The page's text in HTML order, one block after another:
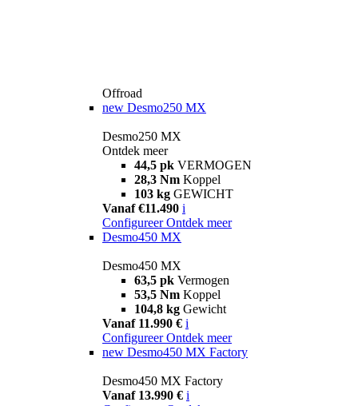
Offroad
new Desmo250 MX
Desmo250 MX
Ontdek meer
44,5 pk VERMOGEN
28,3 Nm Koppel
103 kg GEWICHT
Vanaf €11.490 i
Configureer Ontdek meer
Desmo450 MX
Desmo450 MX
63,5 pk Vermogen
53,5 Nm Koppel
104,8 kg Gewicht
Vanaf 11.990 € i
Configureer Ontdek meer
new Desmo450 MX Factory
Desmo450 MX Factory
Vanaf 13.990 € i